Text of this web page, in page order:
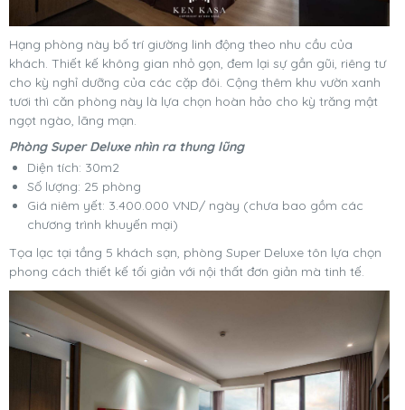
Hạng phòng này bố trí giường linh động theo nhu cầu của
khách. Thiết kế không gian nhỏ gọn, đem lại sự gần gũi, riêng tư
cho kỳ nghỉ dưỡng của các cặp đôi. Cộng thêm khu vườn xanh
tươi thì căn phòng này là lựa chọn hoàn hảo cho kỳ trăng mật
ngọt ngào, lãng mạn.
Phòng Super Deluxe nhìn ra thung lũng
Diện tích: 30m2
Số lượng: 25 phòng
Giá niêm yết: 3.400.000 VND/ ngày (chưa bao gồm các
chương trình khuyến mại)
Tọa lạc tại tầng 5 khách sạn, phòng Super Deluxe tôn lựa chọn
phong cách thiết kế tối giản với nội thất đơn giản mà tinh tế.